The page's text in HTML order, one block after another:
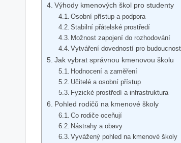
Výhody kmenových škol pro studenty
Osobní přístup a podpora
Stabilní přátelské prostředí
Možnost zapojení do rozhodování
Vytváření dovedností pro budoucnost
Jak vybrat správnou kmenovou školu
Hodnocení a zaměření
Učitelé a osobní přístup
Fyzické prostředí a infrastruktura
Pohled rodičů na kmenové školy
Co rodiče oceňují
Nástrahy a obavy
Vyvážený pohled na kmenové školy